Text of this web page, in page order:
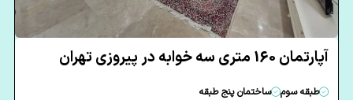
آپارتمان 160 متری سه خوابه در پیروزی تهران
طبقه سوم
ساختمان پنج طبقه